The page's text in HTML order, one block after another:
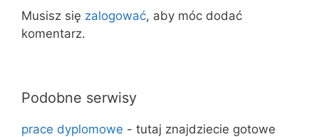
Musisz się zalogować, aby móc dodać
komentarz.
Podobne serwisy
prace dyplomowe - tutaj znajdziecie gotowe